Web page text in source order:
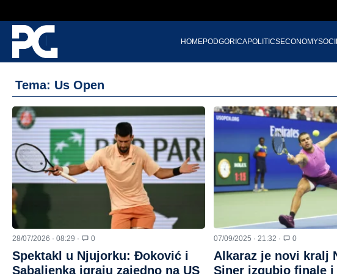
HOMEPODGORICAPOLITICSECONOMY
Tema: Us Open
28/07/2026 · 08:29 · 0
Spektakl u Njujorku: Đoković i
Sabaljenka igraju zajedno na US
07/09/2025 · 21:32 · 0
Alkaraz je novi kralj
Siner izgubio finale i